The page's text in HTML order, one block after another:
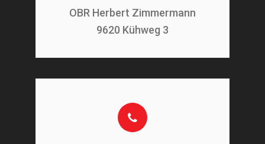
OBR Herbert Zimmermann
9620 Kühweg 3